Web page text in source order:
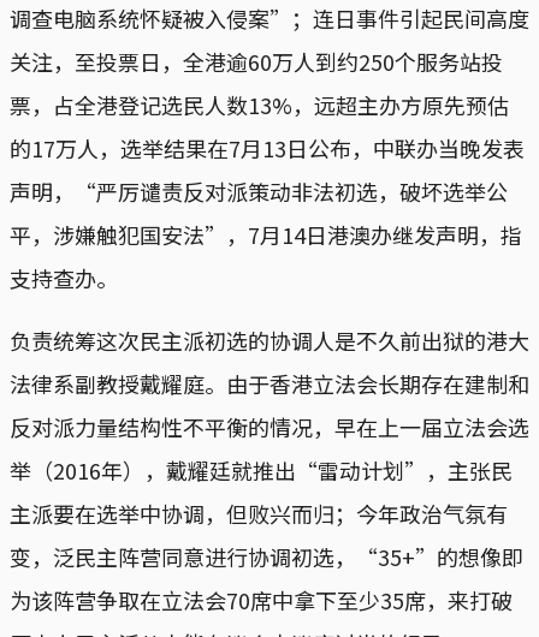
调查电脑系统怀疑被入侵案”；连日事件引起民间高度
关注，至投票日，全港逾60万人到约250个服务站投
票，占全港登记选民人数13%，远超主办方原先预估
的17万人，选举结果在7月13日公布，中联办当晚发表
声明，“严厉谴责反对派策动非法初选，破坏选举公
平，涉嫌触犯国安法”，7月14日港澳办继发声明，指
支持查办。
负责统筹这次民主派初选的协调人是不久前出狱的港大
法律系副教授戴耀庭。由于香港立法会长期存在建制和
反对派力量结构性不平衡的情况，早在上一届立法会选
举（2016年），戴耀廷就推出“雷动计划”，主张民
主派要在选举中协调，但败兴而归；今年政治气氛有
变，泛民主阵营同意进行协调初选，“35+”的想像即
为该阵营争取在立法会70席中拿下至少35席，来打破